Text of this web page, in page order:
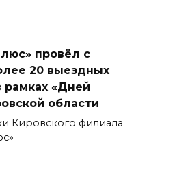
провёл с
20 выездных
рамках «Дней
области
Кировского филиала